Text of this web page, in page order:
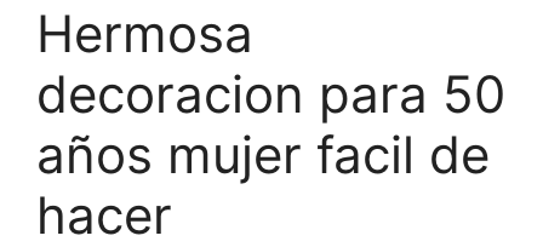
Hermosa
decoracion para 50
años mujer facil de
hacer